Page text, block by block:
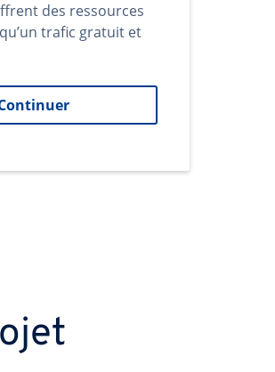
des ressources
trafic gratuit et